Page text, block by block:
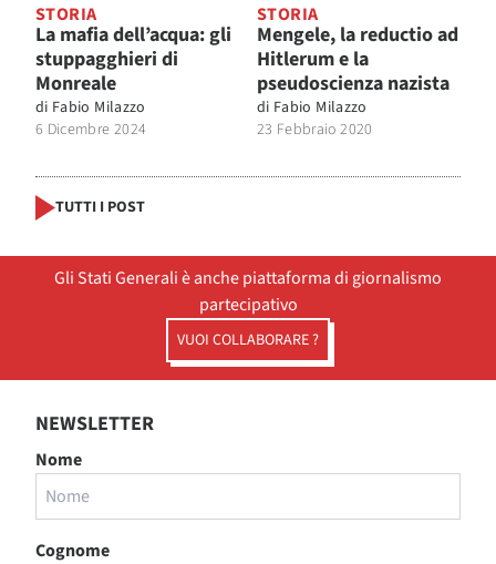
STORIA
La mafia dell’acqua: gli
stuppagghieri di
Monreale
di Fabio Milazzo
6 Dicembre 2024
STORIA
Mengele, la reductio ad
Hitlerum e la
pseudoscienza nazista
di Fabio Milazzo
23 Febbraio 2020
TUTTI I POST
Gli Stati Generali è anche piattaforma di giornalismo
partecipativo
VUOI COLLABORARE ?
NEWSLETTER
Nome
Cognome